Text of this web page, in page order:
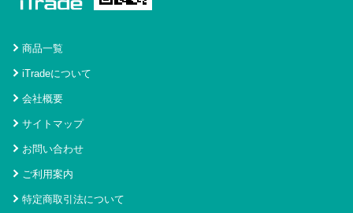
商品一覧
iTradeについて
会社概要
サイトマップ
お問い合わせ
ご利用案内
特定商取引法について